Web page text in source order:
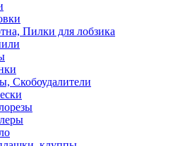
Пилки для лобзика
Скобоудалители